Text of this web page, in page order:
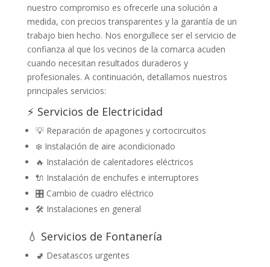
nuestro compromiso es ofrecerle una solución a
medida, con precios transparentes y la garantía de un
trabajo bien hecho. Nos enorgullece ser el servicio de
confianza al que los vecinos de la comarca acuden
cuando necesitan resultados duraderos y
profesionales. A continuación, detallamos nuestros
principales servicios:
⚡ Servicios de Electricidad
💡 Reparación de apagones y cortocircuitos
❄️ Instalación de aire acondicionado
🔥 Instalación de calentadores eléctricos
🔌 Instalación de enchufes e interruptores
🎛️ Cambio de cuadro eléctrico
🛠️ Instalaciones en general
💧 Servicios de Fontanería
🚽 Desatascos urgentes